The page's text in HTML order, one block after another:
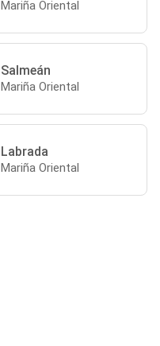
Mariña Oriental
Salmeán
Mariña Oriental
Labrada
Mariña Oriental